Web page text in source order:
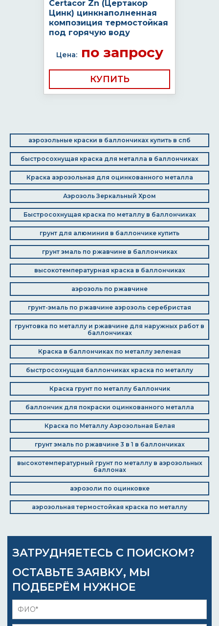
Certacor Zn (Цертакор
Цинк) цинкнаполненная
композиция термостойкая
под горячую воду
Цена:по запросу
КУПИТЬ
аэрозольные краски в баллончиках купить в спб
быстросохнущая краска для металла в баллончиках
Краска аэрозольная для оцинкованного металла
Аэрозоль Зеркальный Хром
Быстросохнущая краска по металлу в баллончиках
грунт для алюминия в баллончике купить
грунт эмаль по ржавчине в баллончиках
высокотемпературная краска в баллончиках
аэрозоль по ржавчине
грунт-эмаль по ржавчине аэрозоль серебристая
грунтовка по металлу и ржавчине для наружных работ в
баллончиках
Краска в баллончиках по металлу зеленая
быстросохнущая баллончиках краска по металлу
Краска грунт по металлу баллончик
баллончик для покраски оцинкованного металла
Краска по Металлу Аэрозольная Белая
грунт эмаль по ржавчине 3 в 1 в баллончиках
высокотемпературный грунт по металлу в аэрозольных
баллонах
аэрозоли по оцинковке
аэрозольная термостойкая краска по металлу
ЗАТРУДНЯЕТЕСЬ С ПОИСКОМ?
ОСТАВЬТЕ ЗАЯВКУ, МЫ
ПОДБЕРЁМ НУЖНОЕ